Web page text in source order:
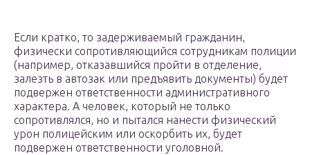
Если кратко, то задерживаемый гражданин,
физически сопротивляющийся сотрудникам полиции
(например, отказавшийся пройти в отделение,
залезть в автозак или предъявить документы) будет
подвержен ответственности административного
характера. А человек, который не только
сопротивлялся, но и пытался нанести физический
урон полицейским или оскорбить их, будет
подвержен ответственности уголовной.